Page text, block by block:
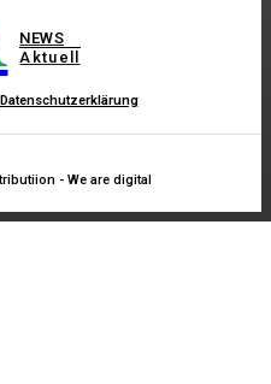
NEWS
Aktuell
Datenschutzerklärung
- We are digital